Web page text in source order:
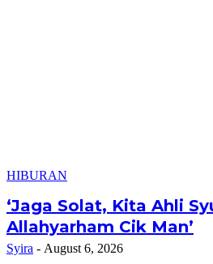
HIBURAN
‘Jaga Solat, Kita Ahli
Allahyarham Cik Man’
Syira - August 6, 2026